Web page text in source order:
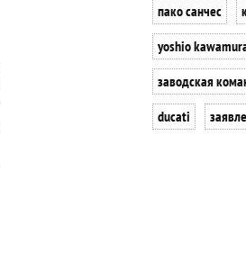
пако санчес
yoshio
заводская
ducati